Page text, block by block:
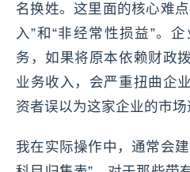
名换姓。这里面的核心难
入”和“非经常性损益”。
务，如果将原本依赖财政
业务收入，会严重扭曲企
资者误以为这家企业的市场
我在实际操作中，通常会